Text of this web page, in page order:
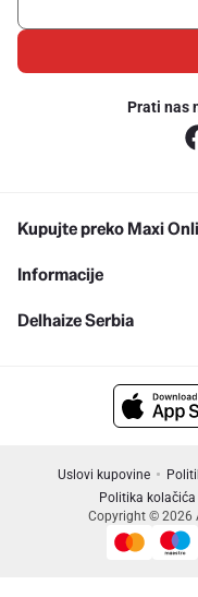
Prati nas
Kupujte preko Maxi
Informacije
Delhaize Serbia
Uslovi kupovine
Politika kolačića
Copyright © 2026